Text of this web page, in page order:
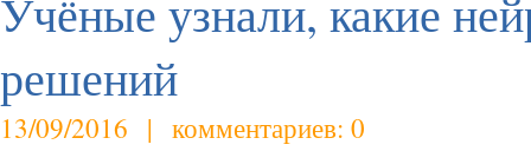
Учёные узнали, какие
решений
13/09/2016 | комментариев: 0